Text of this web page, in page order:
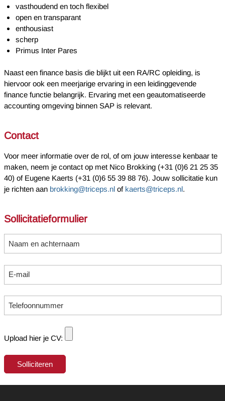
vasthoudend en toch flexibel
open en transparant
enthousiast
scherp
Primus Inter Pares
Naast een finance basis die blijkt uit een RA/RC opleiding, is
hiervoor ook een meerjarige ervaring in een leidinggevende
finance functie belangrijk. Ervaring met een geautomatiseerde
accounting omgeving binnen SAP is relevant.
Contact
Voor meer informatie over de rol, of om jouw interesse kenbaar te
maken, neem je contact op met Nico Brokking (+31 (0)6 21 25 35
40) of Eugene Kaerts (+31 (0)6 55 39 88 76). Jouw sollicitatie kun
je richten aan brokking@triceps.nlofkaerts@triceps.nl.
Sollicitatieformulier
Upload hier je CV: